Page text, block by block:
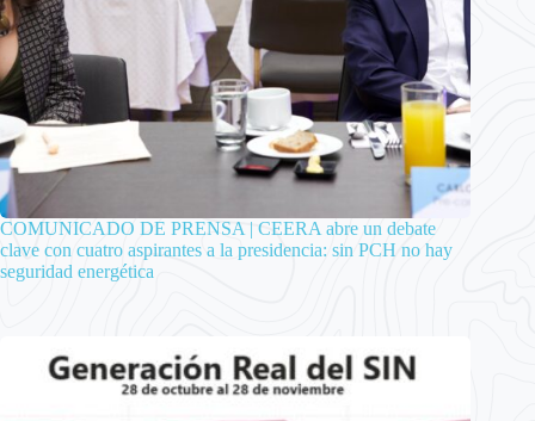
COMUNICADO DE PRENSA | CEERA abre un debate
clave con cuatro aspirantes a la presidencia: sin PCH no hay
seguridad energética